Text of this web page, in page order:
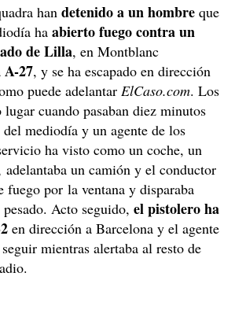
han detenido a un hombre que
ha abierto fuego contra un
de Lilla, en Montblanc
A-27, y se ha escapado en dirección
puede adelantar ElCaso.com. Los
lugar cuando pasaban diez minutos
mediodía y un agente de los
ha visto como un coche, un
un camión y el conductor
fuego por la ventana y disparaba
Acto seguido, el pistolero ha
en dirección a Barcelona y el agente
mientras alertaba al resto de